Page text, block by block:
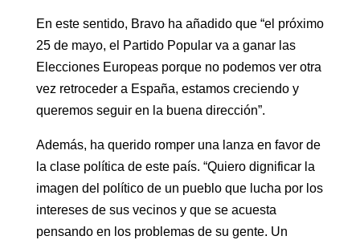
En este sentido, Bravo ha añadido que “el próximo
25 de mayo, el Partido Popular va a ganar las
Elecciones Europeas porque no podemos ver otra
vez retroceder a España, estamos creciendo y
queremos seguir en la buena dirección”.
Además, ha querido romper una lanza en favor de
la clase política de este país. “Quiero dignificar la
imagen del político de un pueblo que lucha por los
intereses de sus vecinos y que se acuesta
pensando en los problemas de su gente. Un